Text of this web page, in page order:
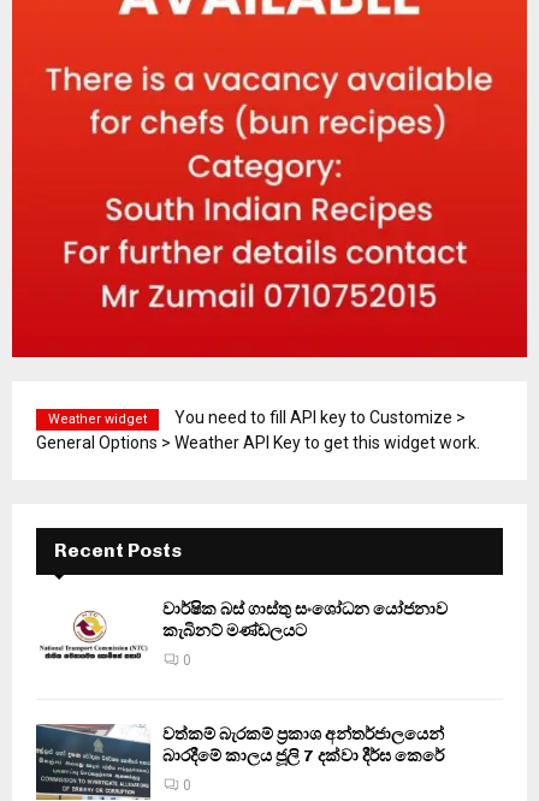
Weather widget
You need to fill API key to Customize >
General Options > Weather API Key to get this widget work.
Recent Posts
වාර්ෂික බස් ගාස්තු සංශෝධන යෝජනාව
කැබිනට් මණ්ඩලයට
0
වත්කම් බැරකම් ප්‍රකාශ අන්තර්ජාලයෙන්
බාරදීමේ කාලය ජූලි 7 දක්වා දීර්ඝ කෙරේ
0